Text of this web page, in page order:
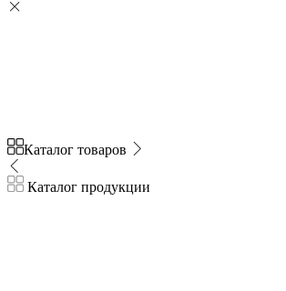
Каталог товаров
Каталог продукции